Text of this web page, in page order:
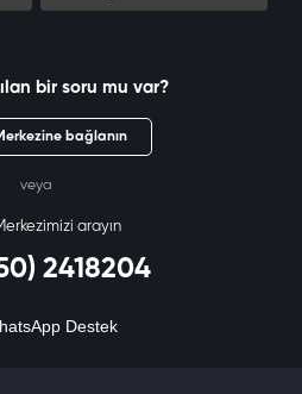
bir soru mu var?
bağlanın
veya
arayın
2418204
Destek